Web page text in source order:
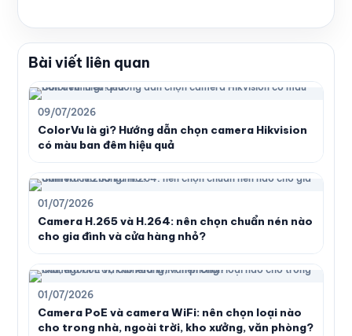
Bài viết liên quan
09/07/2026
ColorVu là gì? Hướng dẫn chọn camera Hikvision
có màu ban đêm hiệu quả
01/07/2026
Camera H.265 và H.264: nên chọn chuẩn nén nào
cho gia đình và cửa hàng nhỏ?
01/07/2026
Camera PoE và camera WiFi: nên chọn loại nào
cho trong nhà, ngoài trời, kho xưởng, văn phòng?